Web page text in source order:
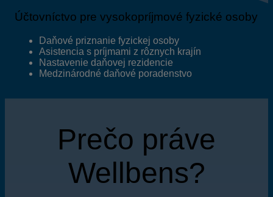
Účtovníctvo pre vysokopríjmové fyzické osoby
Daňové priznanie fyzickej osoby
Asistencia s príjmami z rôznych krajín
Nastavenie daňovej rezidencie
Medzinárodné daňové poradenstvo
Prečo práve
Wellbens?